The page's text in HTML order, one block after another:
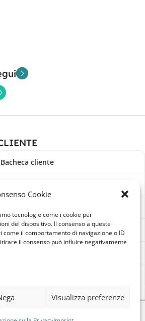
Cookie
tecnologie come i cookie per
del dispositivo. Il consenso a queste
il comportamento di navigazione o ID
il consenso può influire negativamente
Visualizza preferenze
Bacheca cliente
Indirizzi
Lista dei desideri